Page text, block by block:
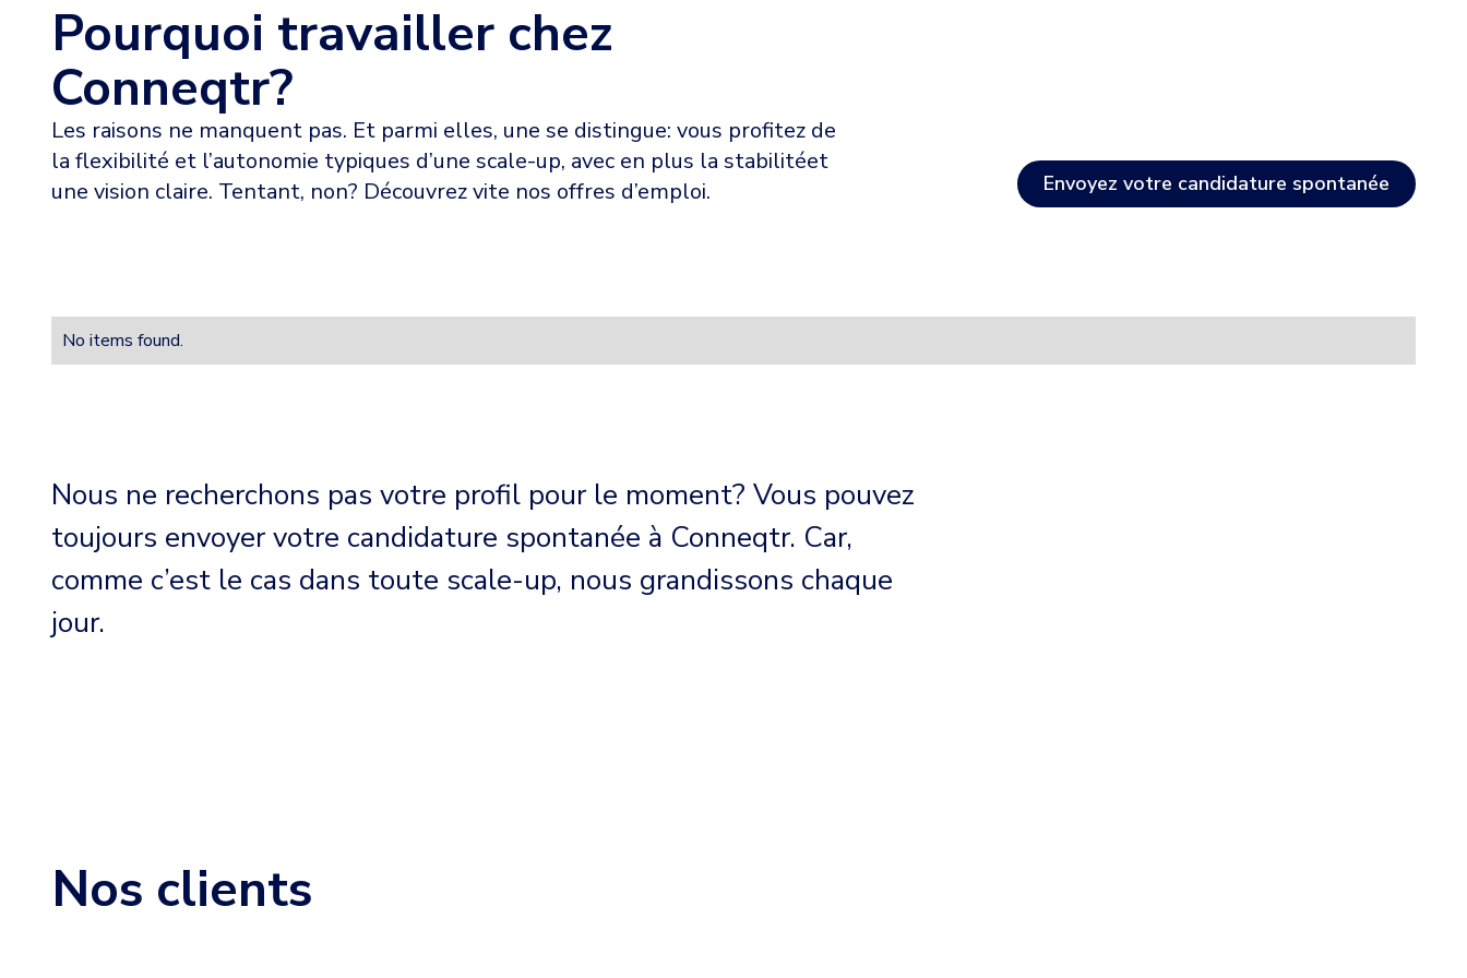
Pourquoi travailler chez
Conneqtr?
Les raisons ne manquent pas. Et parmi elles, une se distingue: vous profitez de
la flexibilité et l’autonomie typiques d’une scale-up, avec en plus la stabilitéet
une vision claire. Tentant, non? Découvrez vite nos offres d’emploi.
Envoyez votre candidature spontanée
No items found.
Nous ne recherchons pas votre profil pour le moment? Vous pouvez
toujours envoyer votre candidature spontanée à Conneqtr. Car,
comme c’est le cas dans toute scale-up, nous grandissons chaque
jour.
Nos clients